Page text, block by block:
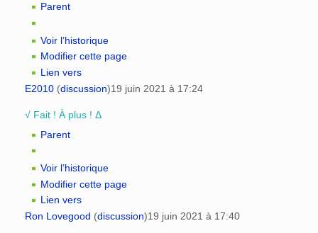
Parent
Voir l’historique
Modifier cette page
Lien vers
E2010 (discussion)19 juin 2021 à 17:24
√ Fait ! À plus ! Δ
Parent
Voir l’historique
Modifier cette page
Lien vers
Ron Lovegood (discussion)19 juin 2021 à 17:40